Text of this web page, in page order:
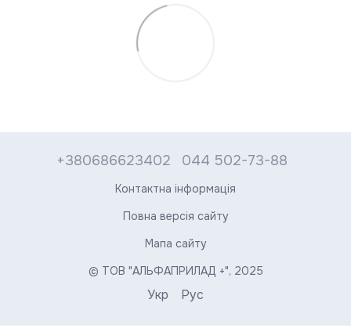
+380686623402 044 502-73-88
Контактна інформація
Повна версія сайту
Мапа сайту
© ТОВ "АЛЬФАПРИЛАД +", 2025
Укр Рус